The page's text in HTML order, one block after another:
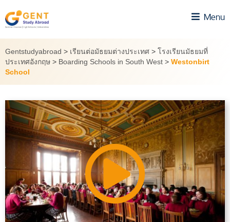
to
content
Menu
Gentstudyabroad > เรียนต่อมัธยมต่างประเทศ > โรงเรียนมัธยมที่
ประเทศอังกฤษ > Boarding Schools in South West > Westonbirt
School